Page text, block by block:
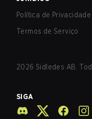
Política de Privacidade
Termos de Serviço
2026 Sidledes AB.
SIGA